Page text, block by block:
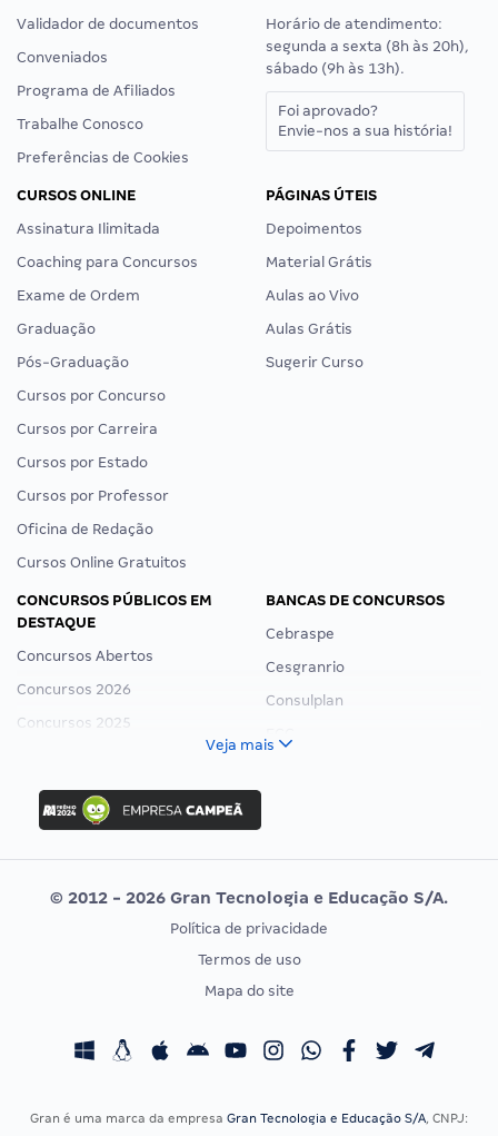
Validador de documentos
Conveniados
Programa de Afiliados
Trabalhe Conosco
Preferências de Cookies
Horário de atendimento:
segunda a sexta (8h às 20h),
sábado (9h às 13h).
Foi aprovado?
Envie-nos a sua história!
CURSOS ONLINE
Assinatura Ilimitada
Coaching para Concursos
Exame de Ordem
Graduação
Pós-Graduação
Cursos por Concurso
Cursos por Carreira
Cursos por Estado
Cursos por Professor
Oficina de Redação
Cursos Online Gratuitos
PÁGINAS ÚTEIS
Depoimentos
Material Grátis
Aulas ao Vivo
Aulas Grátis
Sugerir Curso
CONCURSOS PÚBLICOS EM
DESTAQUE
Concursos Abertos
Concursos 2026
Concursos 2025
Concurso Nacional Unificado
Concurso Ibama
Concurso MPU
Editais publicados
BANCAS DE CONCURSOS
Cebraspe
Cesgranrio
Consulplan
Vunesp
CONCURSOS POR PROFISSÃO
Concursos Fiscais
EXAME DE ORDEM
Calendário OAB
Veja mais
© 2012 - 2026 Gran Tecnologia e Educação S/A.
Política de privacidade
Termos de uso
Mapa do site
Gran é uma marca da empresa Gran Tecnologia e Educação S/A, CNPJ: